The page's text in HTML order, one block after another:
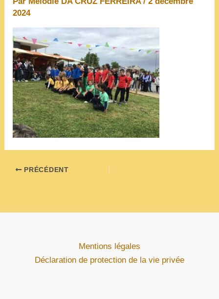
2024
PRÉCÉDENT
Mentions légales
Déclaration de protection de la vie privée